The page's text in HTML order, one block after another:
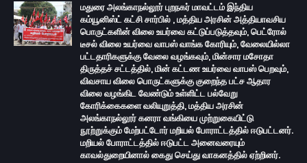
மதுரை அலங்காநல்லூர் புறநகர் மாவட்டம் இந்திய
கம்யூனிஸ்ட் கட்சி சார்பில் , மத்திய அரசின் அத்தியாவசிய
பொருட்களின் விலை உயர்வை கட்டுப்படுத்தவும், பெட்ரோல்
டீசல் விலை உயர்வை வாபஸ் வாங்க கோரியும், வேலையில்லா
பட்டதாரிகளுக்கு வேலை வழங்கவும், மின்சார மசோதா
திருத்தச் சட்டத்தில், மின் கட்டண உயர்வை வாபஸ் பெறவும்,
விவசாய விலை பொருட்களுக்கு குறைந்த பட்ச ஆதார
விலை வழங்கிட வேண்டும் உள்ளிட்ட பல்வேறு
கோரிக்கைகளை வலியுறுத்தி, மத்திய அரசின்
அலங்காநல்லூர் கனரா வங்கியை முற்றுகையிட்டு
நூற்றுக்கும் மேற்பட்டோர் மறியல் போராட்டத்தில் ஈடுபட்டனர்.
மறியல் போராட்டத்தில் ஈடுபட்ட அனைவரையும்
காவல்துறையினால் கைது செய்து வாகனத்தில் ஏற்றினர்.